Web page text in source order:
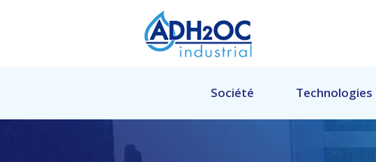
Société Technologies